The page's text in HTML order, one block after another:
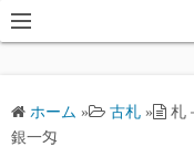
コ
ン
ツ
ホーム » 古札 »
札
銀一匁